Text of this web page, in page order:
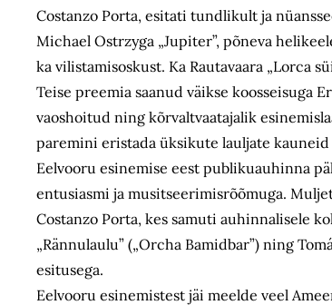
Costanzo Porta, esitati tundlikult ja
Michael Ostrzyga „Jupiter”, põneva
ka vilistamisoskust. Ka Rautavaara „Lorca
Teise preemia saanud väikse koosseisuga
vaoshoitud ning kõrvaltvaatajalik
paremini eristada üksikute lauljate
Eelvooru esinemise eest publikuauhinna
entusiasmi ja musitseerimisrõõmuga.
Costanzo Porta, kes samuti auhinnalisele
„Rännulaulu” („Orcha Bamidbar”) ning
esitusega.
Eelvooru esinemistest jäi meelde veel